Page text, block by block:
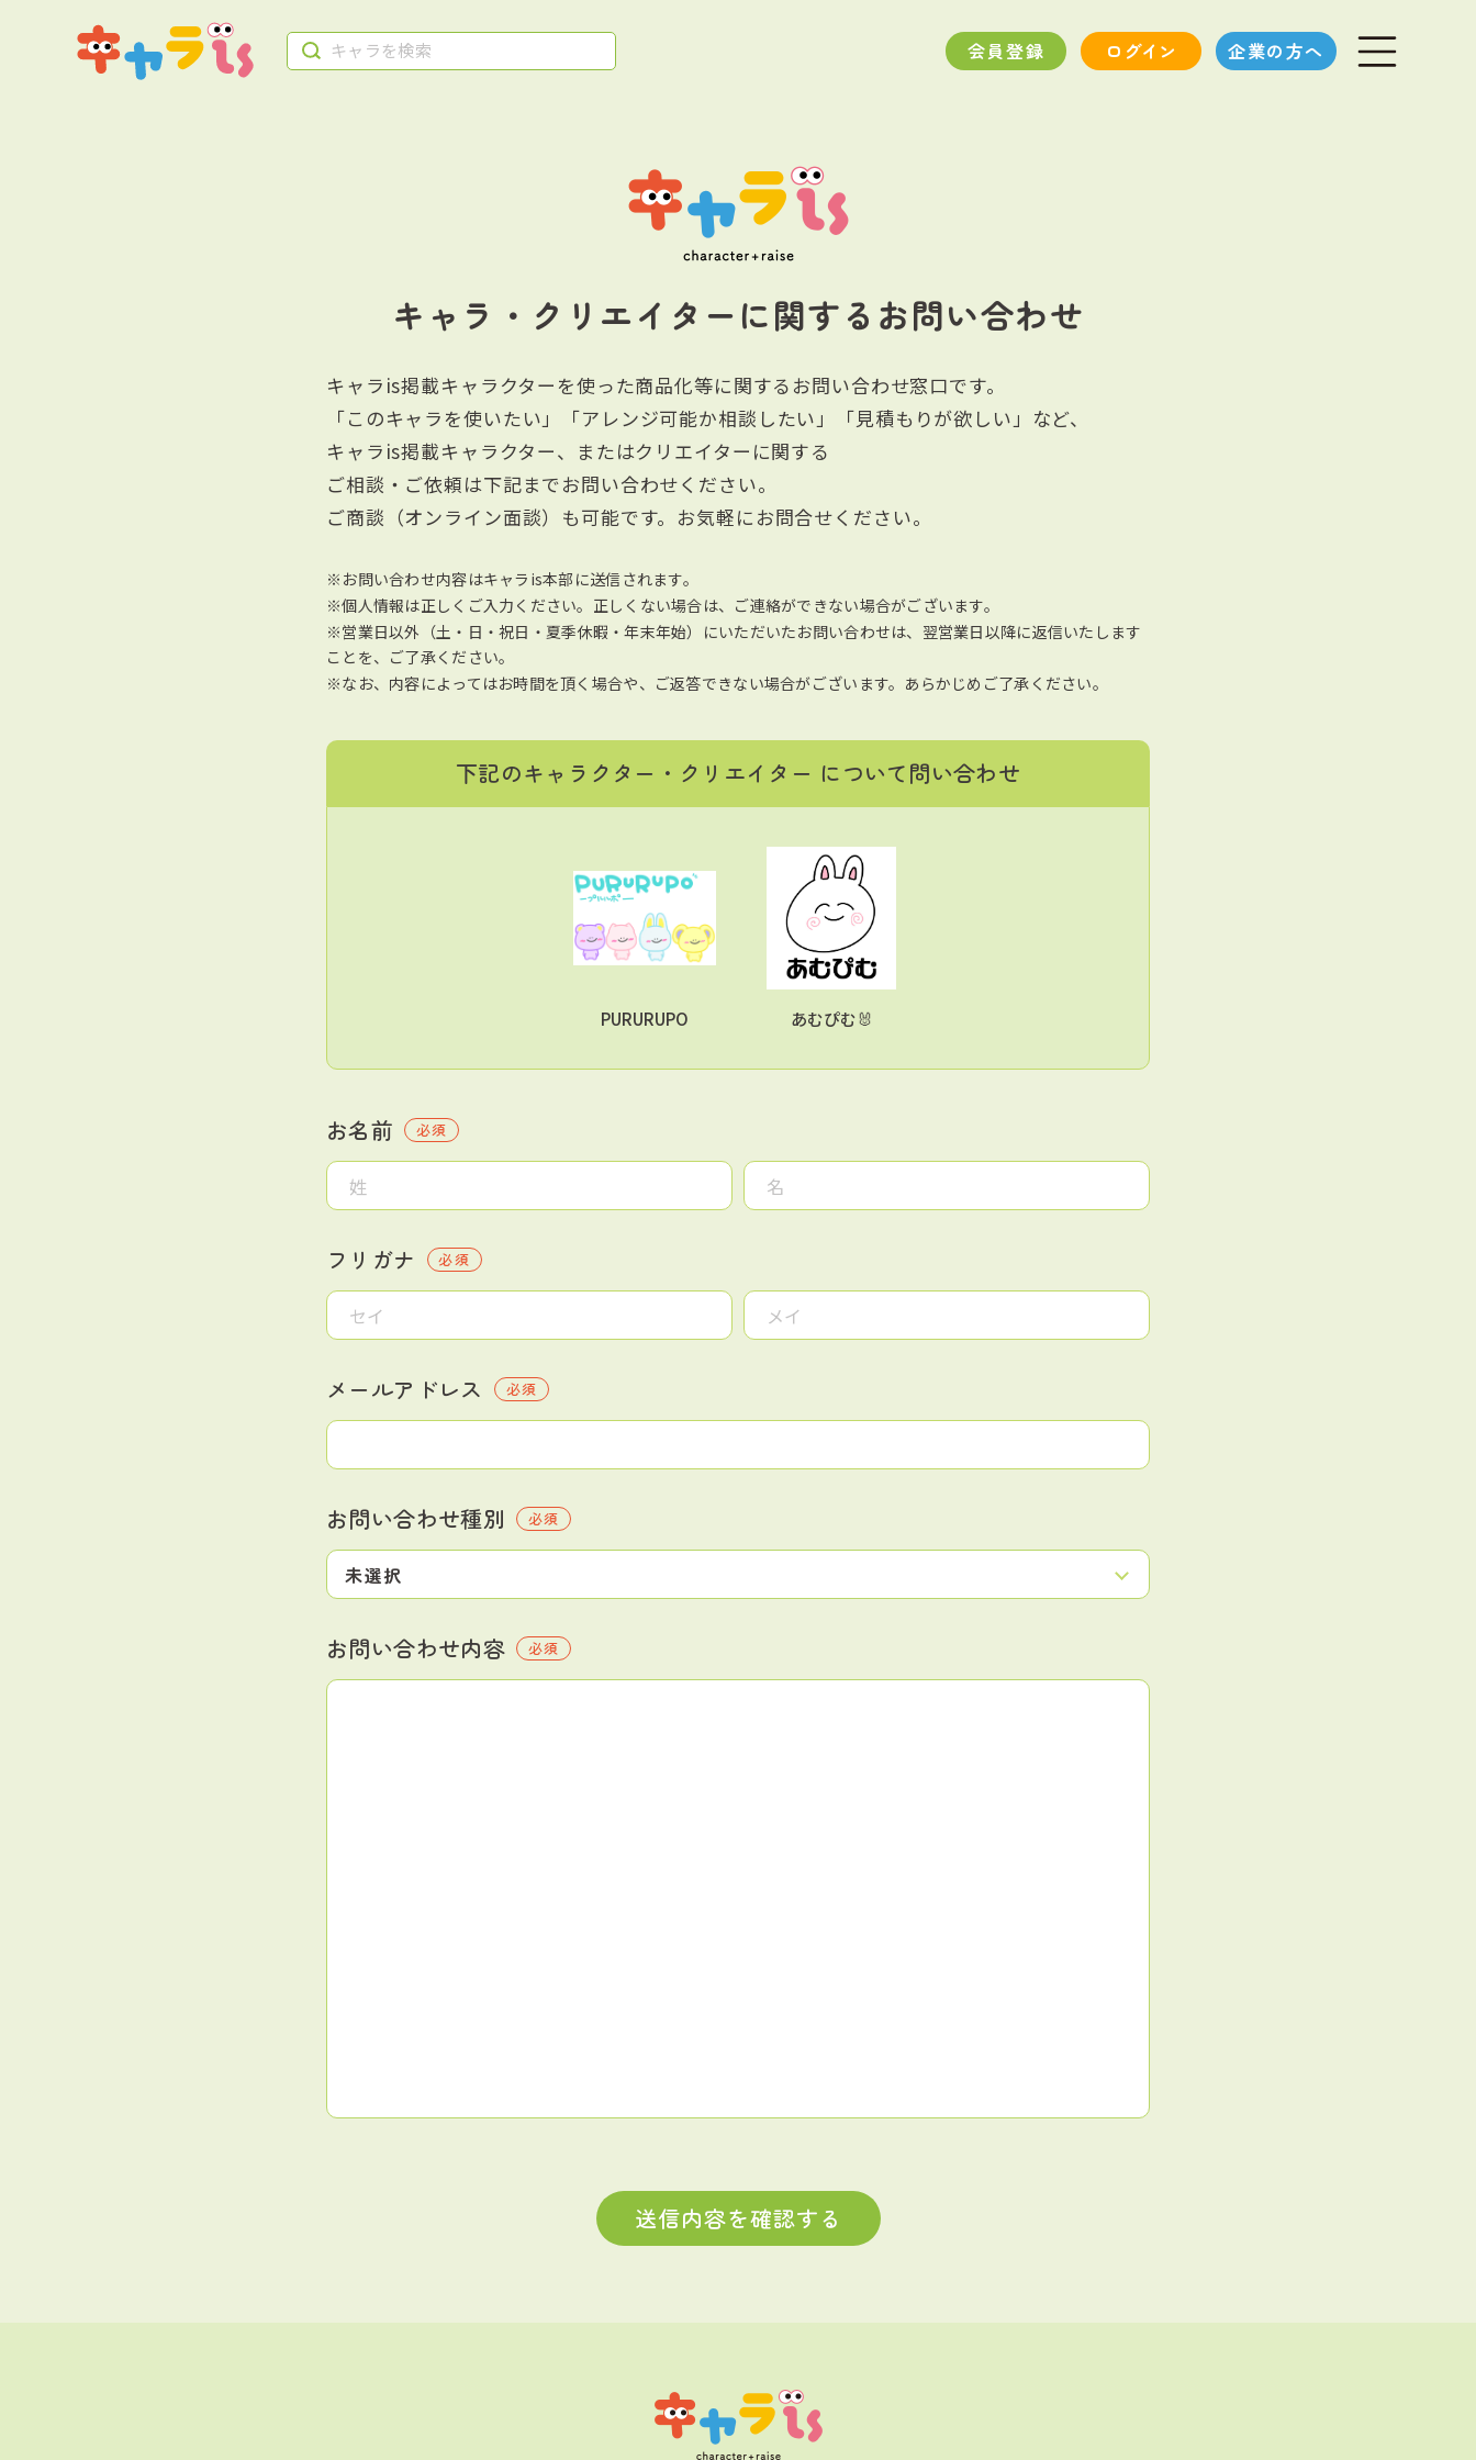
会員登録 ログイン 企業の方へ
キャラ・クリエイターに関する お問い合わせ
キャラis掲載キャラクターを使った商品化等に関するお問い合わせ窓口です。
「このキャラを使いたい」「アレンジ可能か相談したい」「見積もりが欲しい」など、
キャラis掲載キャラクター、またはクリエイターに関する
ご相談・ご依頼は下記までお問い合わせください。
ご商談（オンライン面談）も可能です。お気軽にお問合せください。
※お問い合わせ内容はキャラis本部に送信されます。
※個人情報は正しくご入力ください。正しくない場合は、ご連絡ができない場合がございます。
※営業日以外（土・日・祝日・夏季休暇・年末年始）にいただいたお問い合わせは、翌営業日以降に返信いたします
ことを、ご了承ください。
※なお、内容によってはお時間を頂く場合や、ご返答できない場合がございます。あらかじめご了承ください。
下記のキャラクター・クリエイター について問い合わせ
PURURUPO あむぴむ🐰
お名前 必須
フリガナ 必須
メールアドレス 必須
お問い合わせ種別 必須
お問い合わせ内容 必須
送信内容を確認する